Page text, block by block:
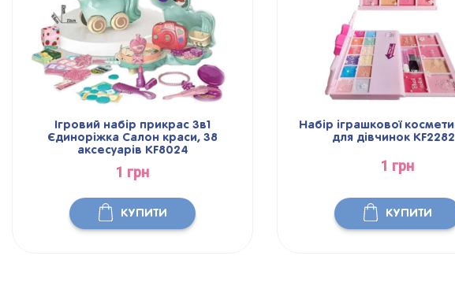
Ігровий набір прикрас 3в1
Єдиноріжка Салон краси, 38
аксесуарів KF8024
1 грн
КУПИТИ
Набір іграшкової
для дівчинок
1 грн
КУПИТИ